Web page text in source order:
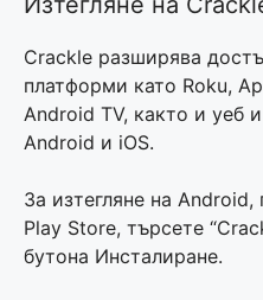
Crackle разширява
платформи като Roku,
Android TV, както и уеб
Android и iOS.
За изтегляне на
Play Store, търсете
бутона Инсталиране.